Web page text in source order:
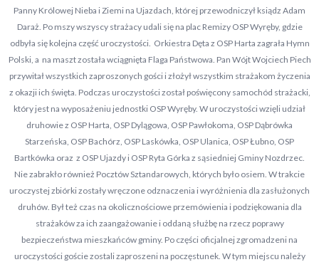
Panny Królowej Nieba i Ziemi na Ujazdach, której przewodniczył ksiądz Adam
Daraż. Po mszy wszyscy strażacy udali się na plac Remizy OSP Wyręby, gdzie
odbyła się kolejna część uroczystości. Orkiestra Dęta z OSP Harta zagrała Hymn
Polski, a na maszt została wciągnięta Flaga Państwowa. Pan Wójt Wojciech Piech
przywitał wszystkich zaproszonych gości i złożył wszystkim strażakom życzenia
z okazji ich święta. Podczas uroczystości został poświęcony samochód strażacki,
który jest na wyposażeniu jednostki OSP Wyręby. W uroczystości wzięli udział
druhowie z OSP Harta, OSP Dylągowa, OSP Pawłokoma, OSP Dąbrówka
Starzeńska, OSP Bachórz, OSP Laskówka, OSP Ulanica, OSP Łubno, OSP
Bartkówka oraz z OSP Ujazdy i OSP Ryta Górka z sąsiedniej Gminy Nozdrzec.
Nie zabrakło również Pocztów Sztandarowych, których było osiem. W trakcie
uroczystej zbiórki zostały wręczone odznaczenia i wyróżnienia dla zasłużonych
druhów. Był też czas na okolicznościowe przemówienia i podziękowania dla
strażaków za ich zaangażowanie i oddaną służbę na rzecz poprawy
bezpieczeństwa mieszkańców gminy. Po części oficjalnej zgromadzeni na
uroczystości goście zostali zaproszeni na poczęstunek. W tym miejscu należy